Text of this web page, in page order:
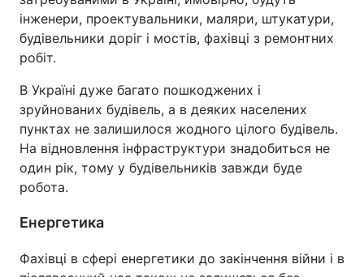
інженери, проектувальники, маляри, штукатури,
будівельники доріг і мостів, фахівці з ремонтних
робіт.
В Україні дуже багато пошкоджених і
зруйнованих будівель, а в деяких населених
пунктах не залишилося жодного цілого будівель.
На відновлення інфраструктури знадобиться не
один рік, тому у будівельників завжди буде
робота.
Енергетика
Фахівці в сфері енергетики до закінчення війни і в